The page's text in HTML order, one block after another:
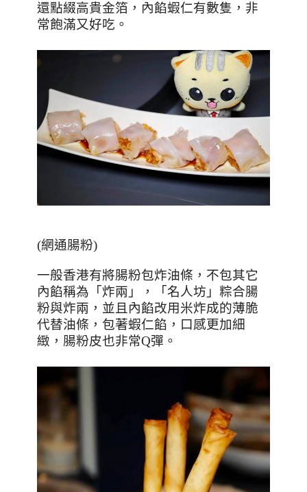
還點綴高貴金箔，內餡蝦仁有數隻，非
常飽滿又好吃。
(網通腸粉)
一般香港有將腸粉包炸油條，不包其它
內餡稱為「炸兩」，「名人坊」粽合腸
粉與炸兩，並且內餡改用米炸成的薄脆
代替油條，包著蝦仁餡，口感更加細
緻，腸粉皮也非常Q彈。